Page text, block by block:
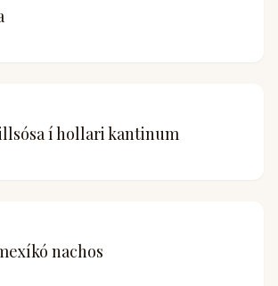
í hollari kantinum
nachos